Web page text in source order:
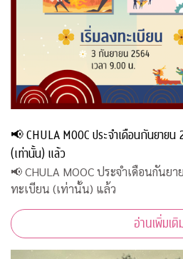
📢 CHULA MOOC ประจำเดือนกันยายน
(เท่านั้น) แล้ว
📢 CHULA MOOC ประจำเดือนกันย
ทะเบียน (เท่านั้น) แล้ว
อ่านเพิ่มเติ